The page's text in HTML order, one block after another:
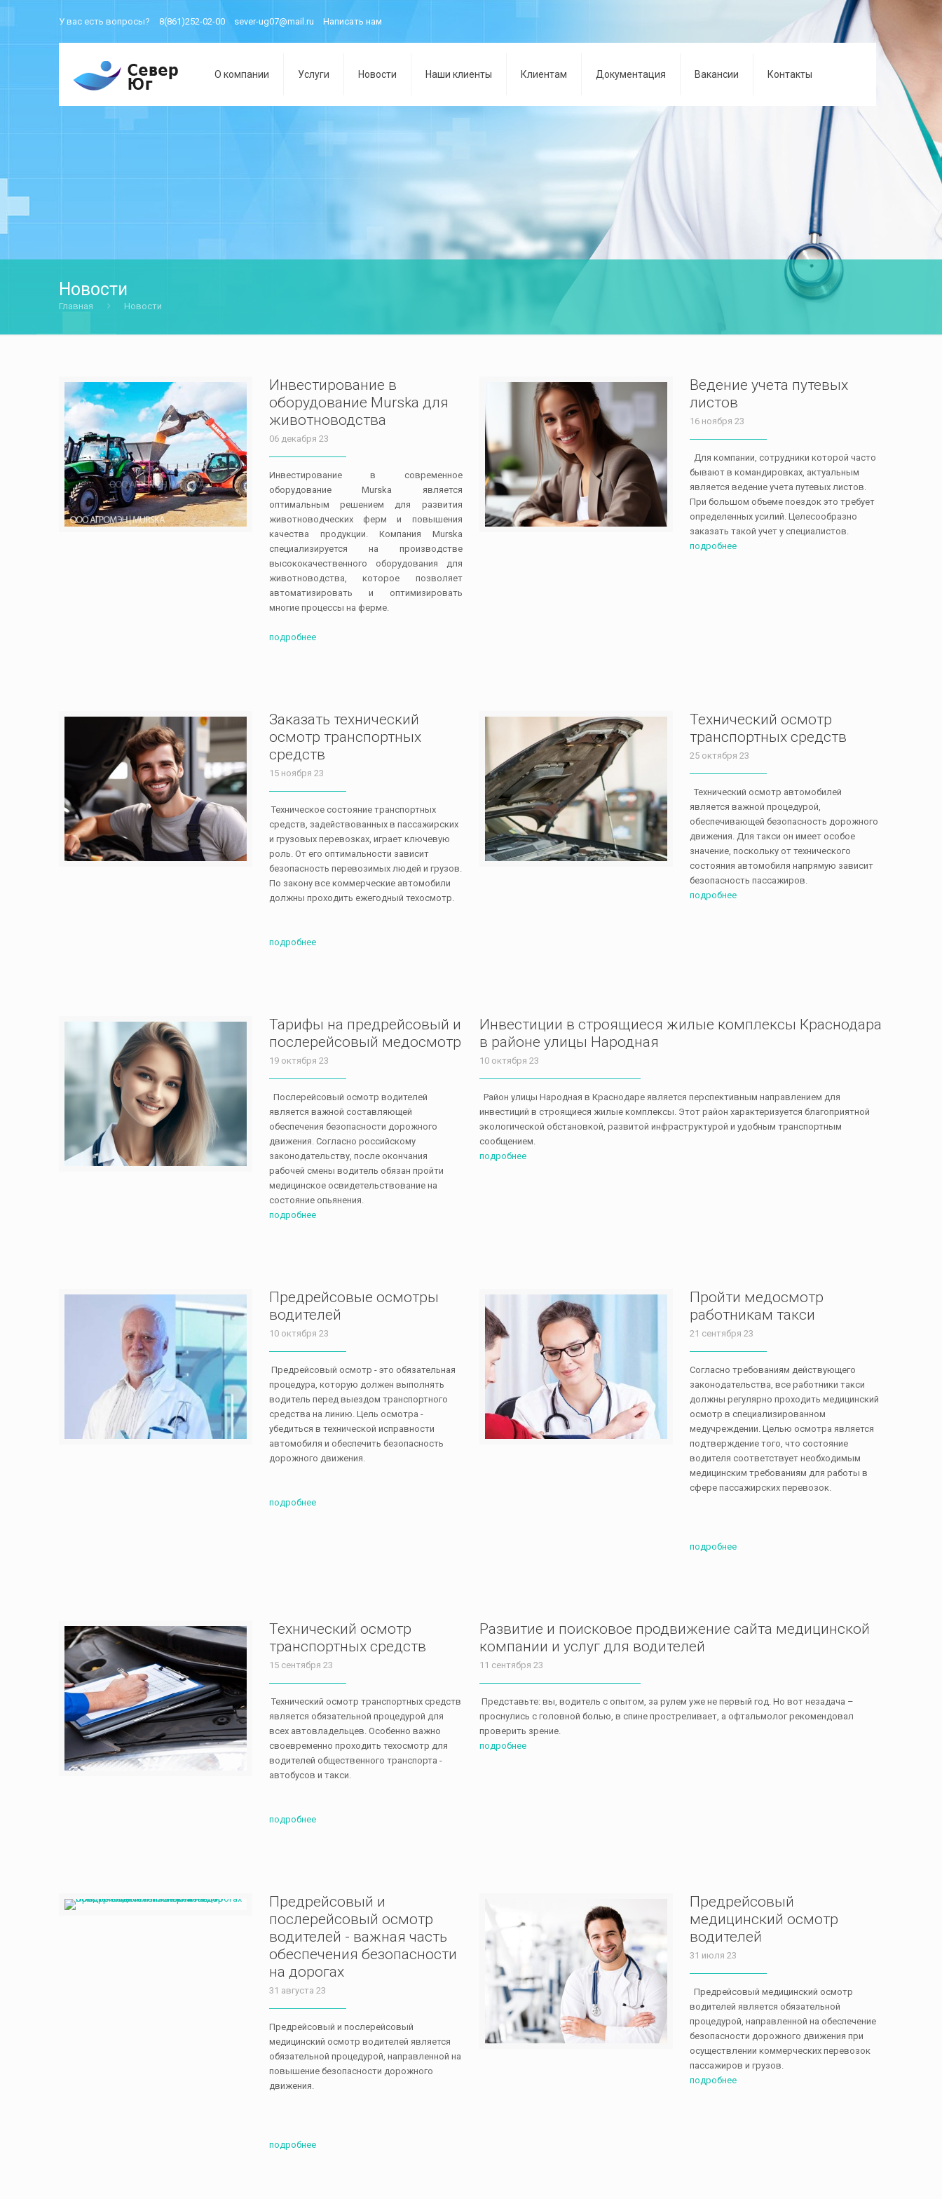
У вас есть вопросы? 8(861)252-02-00 sever-ug07@mail.ru Написать нам
О компании Услуги Новости Наши клиенты Клиентам Документация Вакансии Контакты
Новости
Главная Новости
Инвестирование в
оборудование Murska для
животноводства
06 декабря 23
Инвестирование в современное
оборудование Murska является
оптимальным решением для развития
животноводческих ферм и повышения
качества продукции. Компания Murska
специализируется на производстве
высококачественного оборудования для
животноводства, которое позволяет
автоматизировать и оптимизировать
многие процессы на ферме.
подробнее
Ведение учета путевых
листов
16 ноября 23
Для компании, сотрудники которой часто
бывают в командировках, актуальным
является ведение учета путевых листов.
При большом объеме поездок это требует
определенных усилий. Целесообразно
заказать такой учет у специалистов.
подробнее
Заказать технический
осмотр транспортных
средств
15 ноября 23
Техническое состояние транспортных
средств, задействованных в пассажирских
и грузовых перевозках, играет ключевую
роль. От его оптимальности зависит
безопасность перевозимых людей и грузов.
По закону все коммерческие автомобили
должны проходить ежегодный техосмотр.
подробнее
Технический осмотр
транспортных средств
25 октября 23
Технический осмотр автомобилей
является важной процедурой,
обеспечивающей безопасность дорожного
движения. Для такси он имеет особое
значение, поскольку от технического
состояния автомобиля напрямую зависит
безопасность пассажиров.
подробнее
Тарифы на предрейсовый и
послерейсовый медосмотр
19 октября 23
Послерейсовый осмотр водителей
является важной составляющей
обеспечения безопасности дорожного
движения. Согласно российскому
законодательству, после окончания
рабочей смены водитель обязан пройти
медицинское освидетельствование на
состояние опьянения.
подробнее
Инвестиции в строящиеся жилые комплексы Краснодара
в районе улицы Народная
10 октября 23
Район улицы Народная в Краснодаре является перспективным направлением для
инвестиций в строящиеся жилые комплексы. Этот район характеризуется благоприятной
экологической обстановкой, развитой инфраструктурой и удобным транспортным
сообщением.
подробнее
Предрейсовые осмотры
водителей
10 октября 23
Предрейсовый осмотр - это обязательная
процедура, которую должен выполнять
водитель перед выездом транспортного
средства на линию. Цель осмотра -
убедиться в технической исправности
автомобиля и обеспечить безопасность
дорожного движения.
подробнее
Пройти медосмотр
работникам такси
21 сентября 23
Согласно требованиям действующего
законодательства, все работники такси
должны регулярно проходить медицинский
осмотр в специализированном
медучреждении. Целью осмотра является
подтверждение того, что состояние
водителя соответствует необходимым
медицинским требованиям для работы в
сфере пассажирских перевозок.
подробнее
Технический осмотр
транспортных средств
15 сентября 23
Технический осмотр транспортных средств
является обязательной процедурой для
всех автовладельцев. Особенно важно
своевременно проходить техосмотр для
водителей общественного транспорта -
автобусов и такси.
подробнее
Развитие и поисковое продвижение сайта медицинской
компании и услуг для водителей
11 сентября 23
Представьте: вы, водитель с опытом, за рулем уже не первый год. Но вот незадача –
проснулись с головной болью, в спине простреливает, а офтальмолог рекомендовал
проверить зрение.
подробнее
Предрейсовый и
послерейсовый осмотр
водителей - важная часть
обеспечения безопасности
на дорогах
31 августа 23
Предрейсовый и послерейсовый
медицинский осмотр водителей является
обязательной процедурой, направленной на
повышение безопасности дорожного
движения.
подробнее
Предрейсовый
медицинский осмотр
водителей
31 июля 23
Предрейсовый медицинский осмотр
водителей является обязательной
процедурой, направленной на обеспечение
безопасности дорожного движения при
осуществлении коммерческих перевозок
пассажиров и грузов.
подробнее